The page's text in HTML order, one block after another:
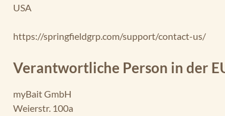
USA
https://springfieldgrp.com/support/contact-us/
Verantwortliche Person in der
myBait GmbH
Weierstr. 100a